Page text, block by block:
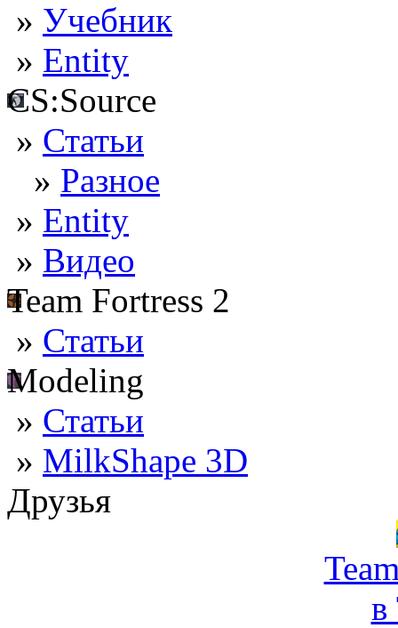
» Учебник
» Entity
CS:Source
» Статьи
» Разное
» Entity
» Видео
Team Fortress 2
» Статьи
Modeling
» Статьи
» MilkShape 3D
Друзья
в